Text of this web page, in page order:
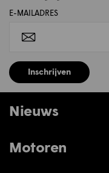
E-MAILADRES
Inschrijven
Nieuws
Motoren